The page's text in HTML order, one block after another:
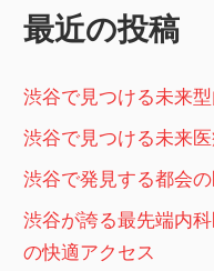
ョ
最近の投稿
渋谷で見つける未来
渋谷で見つける未来
渋谷で発見する都会
渋谷が誇る最先端内
の快適アクセス